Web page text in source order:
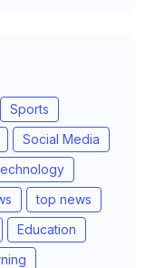
Sports
Social Media
top news
Education